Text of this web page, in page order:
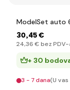
ModelSet auto
30,45 €
24,36 € bez
+ 30
3 - 7 dana(U vas